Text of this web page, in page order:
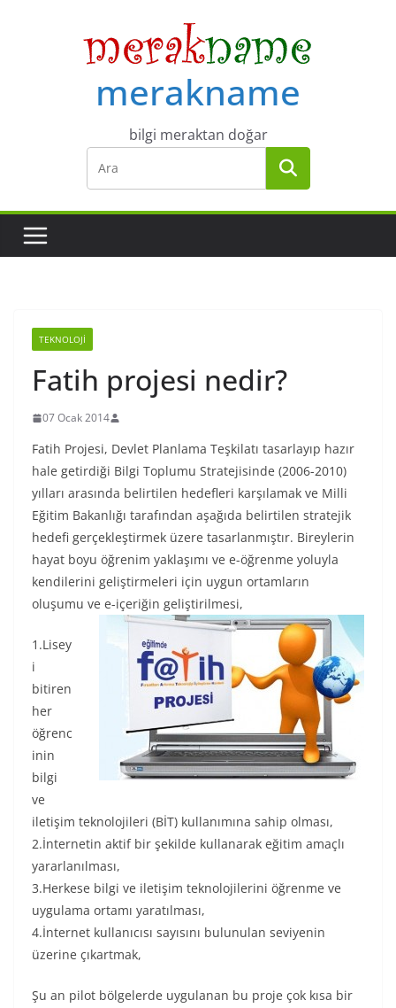
merakname
bilgi meraktan doğar
TEKNOLOJI
Fatih projesi nedir?
07 Ocak 2014
Fatih Projesi, Devlet Planlama Teşkilatı tasarlayıp hazır
hale getirdiği Bilgi Toplumu Stratejisinde (2006-2010)
yılları arasında belirtilen hedefleri karşılamak ve Milli
Eğitim Bakanlığı tarafından aşağıda belirtilen stratejik
hedefi gerçekleştirmek üzere tasarlanmıştır. Bireylerin
hayat boyu öğrenim yaklaşımı ve e-öğrenme yoluyla
kendilerini geliştirmeleri için uygun ortamların
oluşumu ve e-içeriğin geliştirilmesi,
1.Lisey
i
bitiren
her
öğrenc
inin
bilgi
ve
iletişim teknolojileri (BİT) kullanımına sahip olması,
2.İnternetin aktif bir şekilde kullanarak eğitim amaçlı
yararlanılması,
3.Herkese bilgi ve iletişim teknolojilerini öğrenme ve
uygulama ortamı yaratılması,
4.İnternet kullanıcısı sayısını bulunulan seviyenin
üzerine çıkartmak,
Şu an pilot bölgelerde uygulanan bu proje çok kısa bir